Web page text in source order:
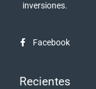
inversiones.
Facebook
Recientes